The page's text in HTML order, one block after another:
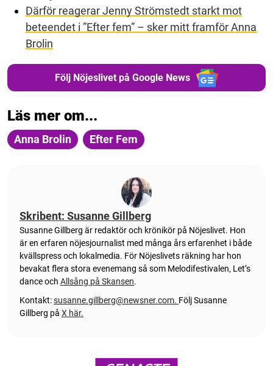
Därför reagerar Jenny Strömstedt starkt mot
beteendet i ”Efter fem” – sker mitt framför Anna
Brolin
Följ Nöjeslivet på Google News
Läs mer om...
Anna Brolin Efter Fem
Skribent: Susanne Gillberg
Susanne Gillberg är redaktör och krönikör på Nöjeslivet. Hon
är en erfaren nöjesjournalist med många års erfarenhet i både
kvällspress och lokalmedia. För Nöjeslivets räkning har hon
bevakat flera stora evenemang så som Melodifestivalen, Let’s
dance och Allsång på Skansen.
Kontakt:susanne.gillberg@newsner.com. Följ Susanne
Gillberg på X här.